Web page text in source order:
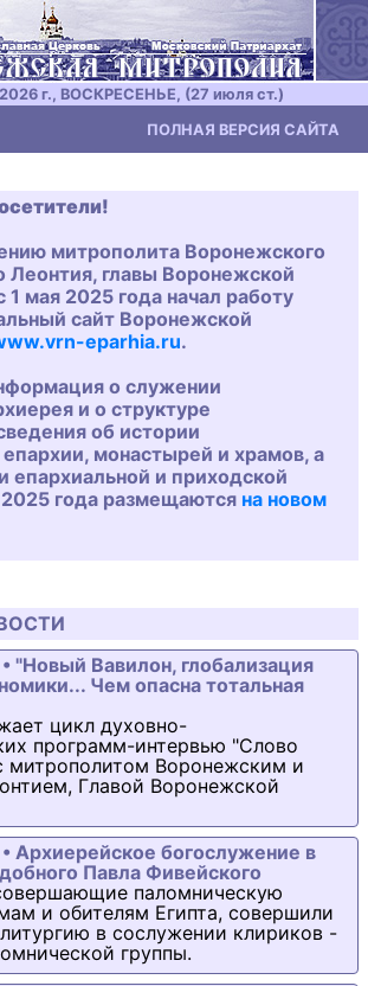
2026 г., ВОСКРЕСЕНЬЕ, (27 июля ст.)
ПОЛНАЯ ВЕРСИЯ САЙТА
митрополита Воронежского
Леонтия, главы Воронежской
1 мая 2025 года начал работу
сайт Воронежской
eparhia.ru.
о служении
и о структуре
об истории
монастырей и храмов, а
епархиальной и приходской
года размещаются на новом
"Новый Вавилон, глобализация
Чем опасна тотальная
цикл духовно-
программ-интервью "Слово
митрополитом Воронежским и
Главой Воронежской
Архиерейское богослужение в
Павла Фивейского
паломническую
и обителям Египта, совершили
в сослужении клириков -
группы.